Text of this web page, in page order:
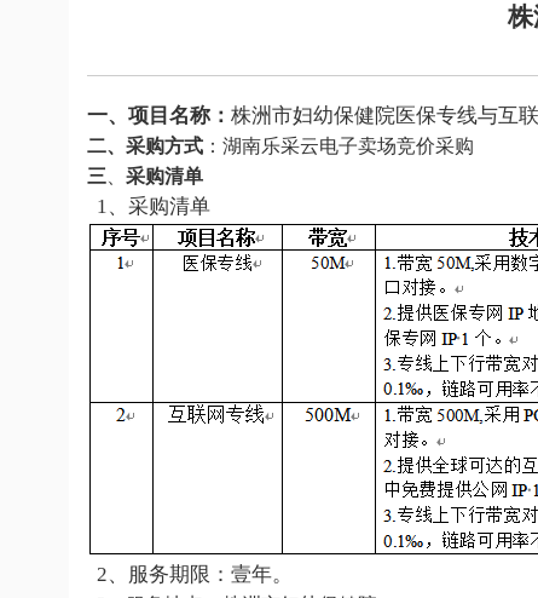
株
一、 项目名称： 株洲市妇幼保健院医保专线与互
二、 采购方式 ：湖南乐采云电子卖场竞价采购
三
采购清单
1、 采购清单
2、服务期限 ：壹年。